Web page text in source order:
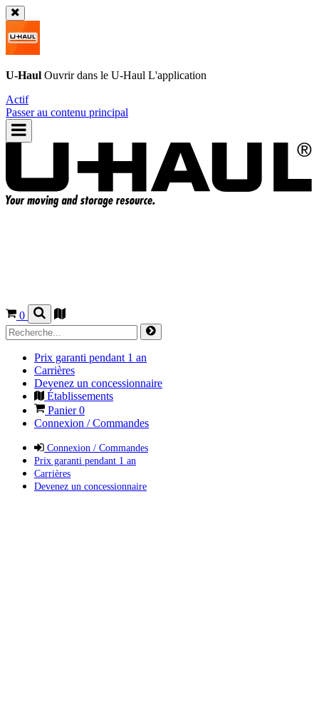
U-Haul Ouvrir dans le U-Haul L'application
Actif
Passer au contenu principal
0
Prix garanti pendant 1 an
Carrières
Devenez un concessionnaire
Établissements
Panier0
Connexion / Commandes
Connexion / Commandes
Prix garanti pendant 1 an
Carrières
Devenez un concessionnaire